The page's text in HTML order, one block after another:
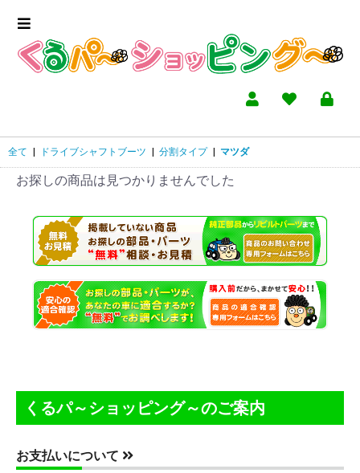
全て ドライブシャフトブーツ 分割タイプ マツダ
お探しの商品は見つかりませんでした
くるパ～ショッピング～のご案内
お支払いについて